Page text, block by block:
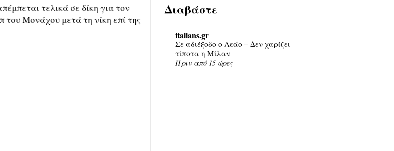
τελικά σε δίκη για τον
του Μονάχου μετά τη νίκη επί της
Διαβάστε
italians.gr
Σε αδιέξοδο ο Λεάο – Δεν χαρίζει
τίποτα η Μίλαν
Πριν από 15 ώρες